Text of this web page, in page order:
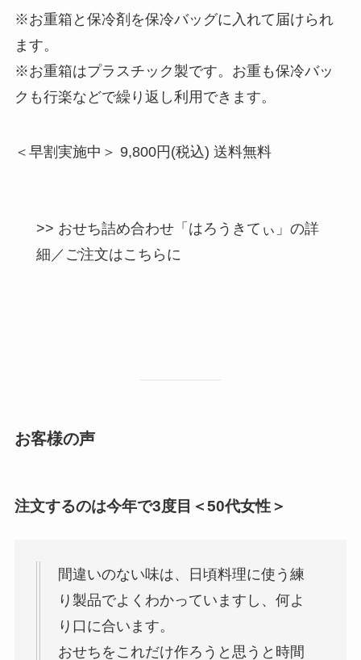
※お重箱と保冷剤を保冷バッグに入れて届けられ
ます。
※お重箱はプラスチック製です。お重も保冷バッ
クも行楽などで繰り返し利用できます。
＜早割実施中＞ 9,800円(税込) 送料無料
>> おせち詰め合わせ「はろうきてぃ」の詳
細／ご注文はこちらに
お客様の声
注文するのは今年で3度目＜50代女性＞
間違いのない味は、日頃料理に使う練
り製品でよくわかっていますし、何よ
り口に合います。
おせちをこれだけ作ろうと思うと時間